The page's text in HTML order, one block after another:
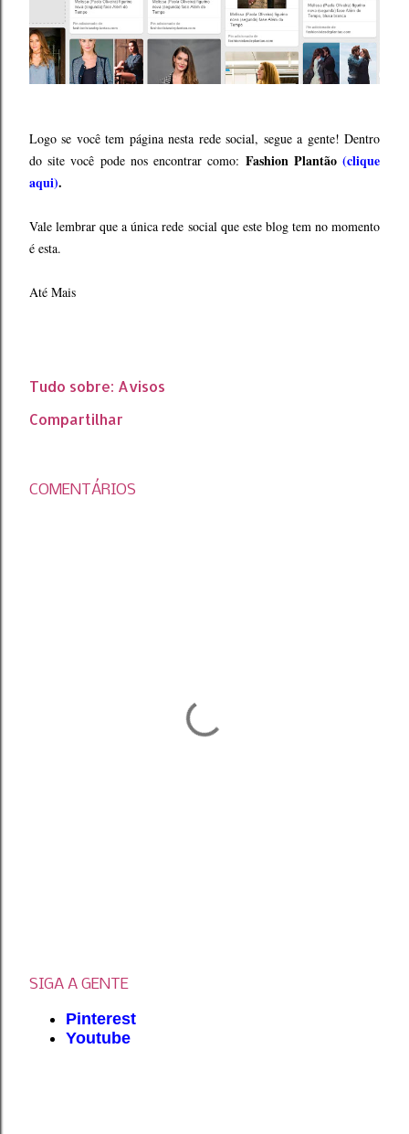
Logo se você tem página nesta rede social, segue a gente! Dentro
do site você pode nos encontrar como: Fashion Plantão(clique
aqui).
Vale lembrar que a única rede social que este blog tem no momento
é esta.
Até Mais
Tudo sobre: Avisos
Compartilhar
COMENTÁRIOS
SIGA A GENTE
Pinterest
Youtube